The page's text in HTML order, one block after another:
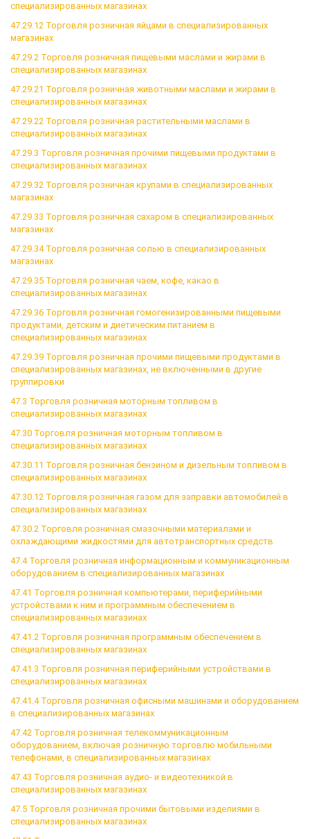
специализированных магазинах
47.29.12 Торговля розничная яйцами в специализированных
магазинах
47.29.2 Торговля розничная пищевыми маслами и жирами в
специализированных магазинах
47.29.21 Торговля розничная животными маслами и жирами в
специализированных магазинах
47.29.22 Торговля розничная растительными маслами в
специализированных магазинах
47.29.3 Торговля розничная прочими пищевыми продуктами в
специализированных магазинах
47.29.32 Торговля розничная крупами в специализированных
магазинах
47.29.33 Торговля розничная сахаром в специализированных
магазинах
47.29.34 Торговля розничная солью в специализированных
магазинах
47.29.35 Торговля розничная чаем, кофе, какао в
специализированных магазинах
47.29.36 Торговля розничная гомогенизированными пищевыми
продуктами, детским и диетическим питанием в
специализированных магазинах
47.29.39 Торговля розничная прочими пищевыми продуктами в
специализированных магазинах, не включенными в другие
группировки
47.3 Торговля розничная моторным топливом в
специализированных магазинах
47.30 Торговля розничная моторным топливом в
специализированных магазинах
47.30.11 Торговля розничная бензином и дизельным топливом в
специализированных магазинах
47.30.12 Торговля розничная газом для заправки автомобилей в
специализированных магазинах
47.30.2 Торговля розничная смазочными материалами и
охлаждающими жидкостями для автотранспортных средств
47.4 Торговля розничная информационным и коммуникационным
оборудованием в специализированных магазинах
47.41 Торговля розничная компьютерами, периферийными
устройствами к ним и программным обеспечением в
специализированных магазинах
47.41.2 Торговля розничная программным обеспечением в
специализированных магазинах
47.41.3 Торговля розничная периферийными устройствами в
специализированных магазинах
47.41.4 Торговля розничная офисными машинами и оборудованием
в специализированных магазинах
47.42 Торговля розничная телекоммуникационным
оборудованием, включая розничную торговлю мобильными
телефонами, в специализированных магазинах
47.43 Торговля розничная аудио- и видеотехникой в
специализированных магазинах
47.5 Торговля розничная прочими бытовыми изделиями в
специализированных магазинах